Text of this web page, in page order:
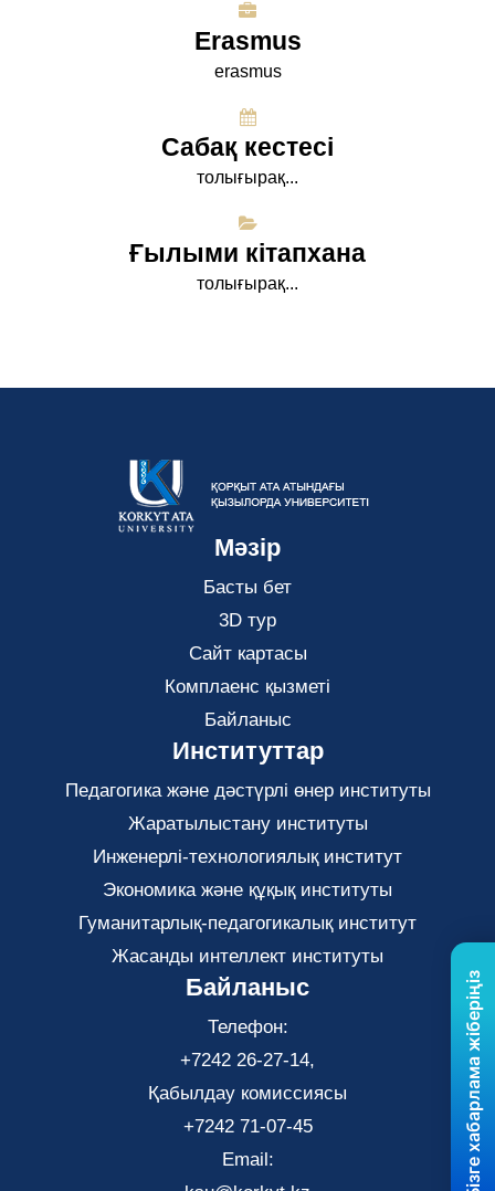
Erasmus
erasmus
Сабақ кестесі
толығырақ...
Ғылыми кітапхана
толығырақ...
Мәзір
Басты бет
3D тур
Сайт картасы
Комплаенс қызметі
Байланыс
Институттар
Педагогика және дәстүрлі өнер институты
Жаратылыстану институты
Инженерлі-технологиялық институт
Экономика және құқық институты
Гуманитарлық-педагогикалық институт
Жасанды интеллект институты
Байланыс
Телефон:
+7242 26-27-14,
Қабылдау комиссиясы
+7242 71-07-45
Email:
Бізге хабарлама жіберіңіз